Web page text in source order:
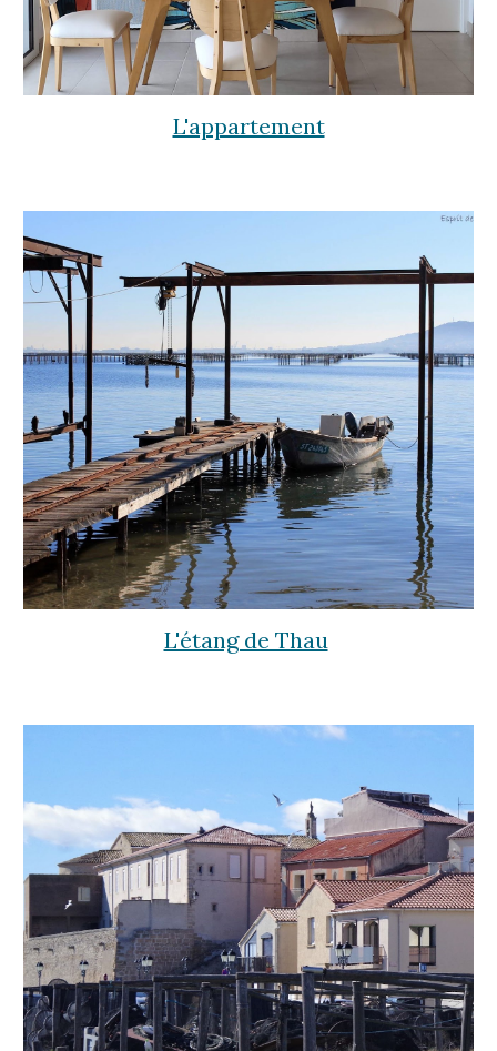
L'appartement
L'étang de Thau